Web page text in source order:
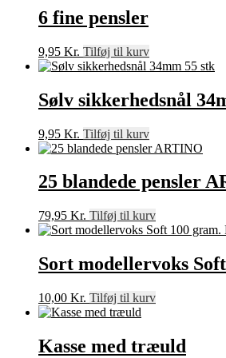
6 fine pensler
9,95 Kr. Tilføj til kurv
Sølv sikkerhedsnål
9,95 Kr. Tilføj til kurv
25 blandede pensler
79,95 Kr. Tilføj til kurv
Sort modellervoks
10,00 Kr. Tilføj til kurv
Kasse med træuld